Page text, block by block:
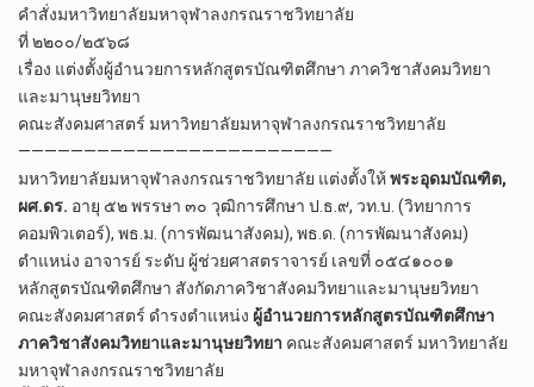
คำสั่งมหาวิทยาลัยมหาจุฬาลงกรณราชวิทยาลัย
ที่ ๒๒๐๐/๒๕๖๘
เรื่อง แต่งตั้งผู้อำนวยการหลักสูตรบัณฑิตศึกษา ภาควิชาสังคมวิทยา
และมานุษยวิทยา
คณะสังคมศาสตร์ มหาวิทยาลัยมหาจุฬาลงกรณราชวิทยาลัย
————————————————————————
มหาวิทยาลัยมหาจุฬาลงกรณราชวิทยาลัย แต่งตั้งให้พระอุดมบัณฑิต,
ผศ.ดร. อายุ ๕๒ พรรษา ๓๐ วุฒิการศึกษา ป.ธ.๙, วท.บ. (วิทยาการ
คอมพิวเตอร์), พธ.ม. (การพัฒนาสังคม), พธ.ด. (การพัฒนาสังคม)
ตำแหน่ง อาจารย์ ระดับ ผู้ช่วยศาสตราจารย์ เลขที่ ๐๕๔๑๐๐๑
หลักสูตรบัณฑิตศึกษา สังกัดภาควิชาสังคมวิทยาและมานุษยวิทยา
คณะสังคมศาสตร์ ดำรงตำแหน่ง ผู้อำนวยการหลักสูตรบัณฑิตศึกษา
ภาควิชาสังคมวิทยาและมานุษยวิทยา คณะสังคมศาสตร์ มหาวิทยาลัย
มหาจุฬาลงกรณราชวิทยาลัย